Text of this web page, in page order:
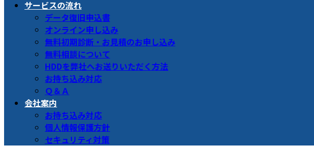
サービスの流れ
データ復旧申込書
オンライン申し込み
無料初期診断・お見積のお申し込み
無料相談について
HDDを弊社へお送りいただく方法
お持ち込み対応
Ｑ＆Ａ
会社案内
お持ち込み対応
個人情報保護方針
セキュリティ対策